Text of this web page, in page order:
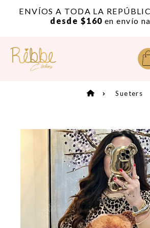
ENVÍOS A TODA LA
desde $160 en envío
Sueters